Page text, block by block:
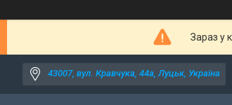
Зараз у
43007, вул. Кравчука, 44а, Луцьк, Україна